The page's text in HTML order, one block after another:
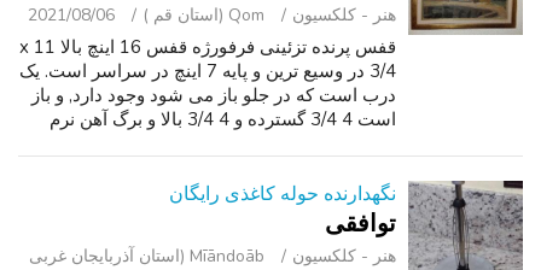
هنر - کلکسیون Qom (استان قم ) 2021/08/06
قفس پرنده تزئینی فرفورژه قفس 16 اینچ بالا x 11
3/4 در وسیع ترین و پایه 7 اینچ در سراسر است. یک
درب است که در جلو باز می شود وجود دارد, و باز
است 4 3/4 گسترده و 4 3/4 بالا و برگ آهن نرم
نگهدارنده حوله کاغذی رایگان
توافقی
هنر - کلکسیون
Mīāndoāb (استان آذربایجان غربی